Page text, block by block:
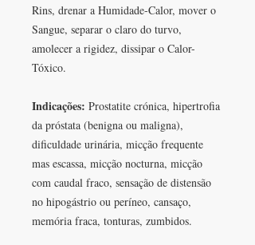
Rins, drenar a Humidade-Calor, mover o
Sangue, separar o claro do turvo,
amolecer a rigidez, dissipar o Calor-
Tóxico.
Indicações: Prostatite crónica, hipertrofia
da próstata (benigna ou maligna),
dificuldade urinária, micção frequente
mas escassa, micção nocturna, micção
com caudal fraco, sensação de distensão
no hipogástrio ou períneo, cansaço,
memória fraca, tonturas, zumbidos.